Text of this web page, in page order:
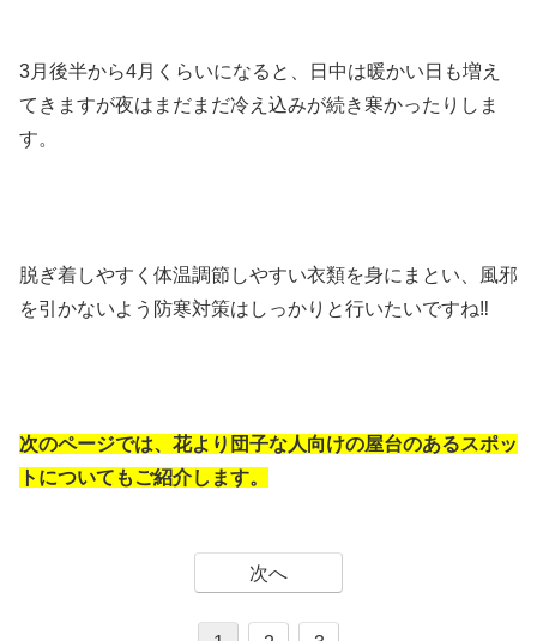
3月後半から4月くらいになると、日中は暖かい日も増え
てきますが夜はまだまだ冷え込みが続き寒かったりしま
す。
脱ぎ着しやすく体温調節しやすい衣類を身にまとい、風邪
を引かないよう防寒対策はしっかりと行いたいですね‼
次のページでは、花より団子な人向けの屋台のあるスポッ
トについてもご紹介します。
次へ